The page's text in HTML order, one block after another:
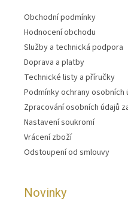
Obchodní podmínky
Hodnocení obchodu
Služby a technická podpora
Doprava a platby
Technické listy a příručky
Podmínky ochrany osobních
Zpracování osobních údajů
Nastavení soukromí
Vrácení zboží
Odstoupení od smlouvy
Novinky